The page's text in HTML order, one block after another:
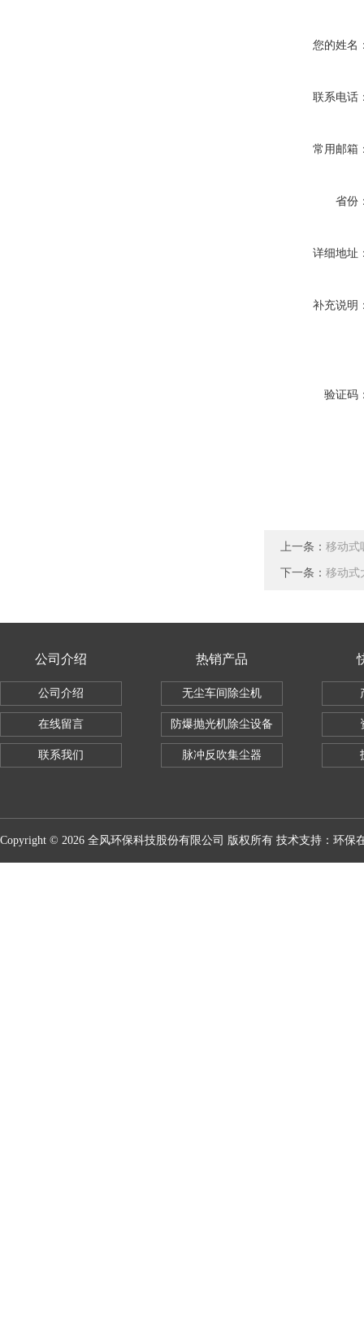
您的姓名
联系电话
常用邮箱
省份
详细地址
补充说明
验证码
上一条： 移动式
下一条： 移动式
公司介绍
公司介绍
在线留言
联系我们
热销产品
无尘车间除尘机
防爆抛光机除尘设备
脉冲反吹集尘器
Copyright © 2026 全风环保科技股份有限公司 版权所有 技术支持： 环保